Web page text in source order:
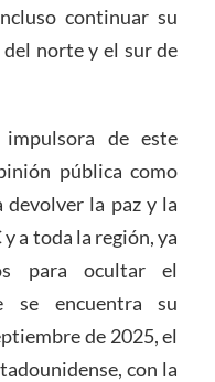
continuar su
norte y el sur de
de este
pública como
devolver la paz y la
a toda la región, ya
para ocultar el
se encuentra su
de 2025, el
con la